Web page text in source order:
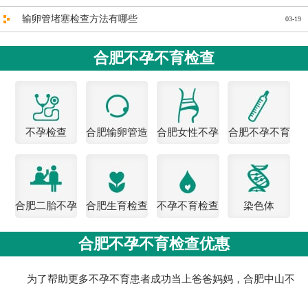
03-19
输卵管堵塞检查方法有哪些
合肥不孕不育检查
不孕检查
合肥输卵管造
合肥女性不孕
合肥不孕不育
合肥二胎不孕
合肥生育检查
不孕不育检查
染色体
合肥不孕不育检查优惠
为了帮助更多不孕不育患者成功当上爸爸妈妈，合肥中山不